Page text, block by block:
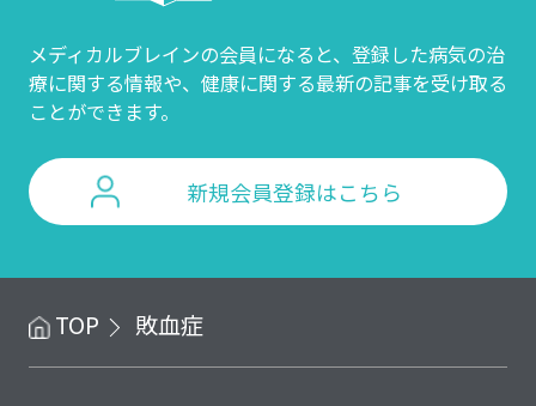
メディカルブレインの会員になると、登録した病気の治
療に関する情報や、 健康に関する最新の記事を受け取る
ことができます。
新規会員登録はこちら
TOP 敗血症